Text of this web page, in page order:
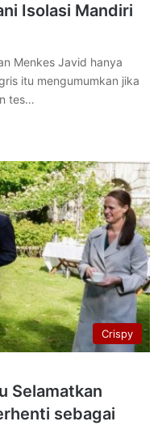
Isolasi Mandiri
Menkes Javid hanya
itu mengumumkan jika
tes…
Crispy
Selamatkan
sebagai